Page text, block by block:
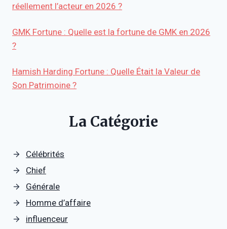
réellement l’acteur en 2026 ?
GMK Fortune : Quelle est la fortune de GMK en 2026
?
Hamish Harding Fortune : Quelle Était la Valeur de
Son Patrimoine ?
La Catégorie
Célébrités
Chief
Générale
Homme d’affaire
influenceur